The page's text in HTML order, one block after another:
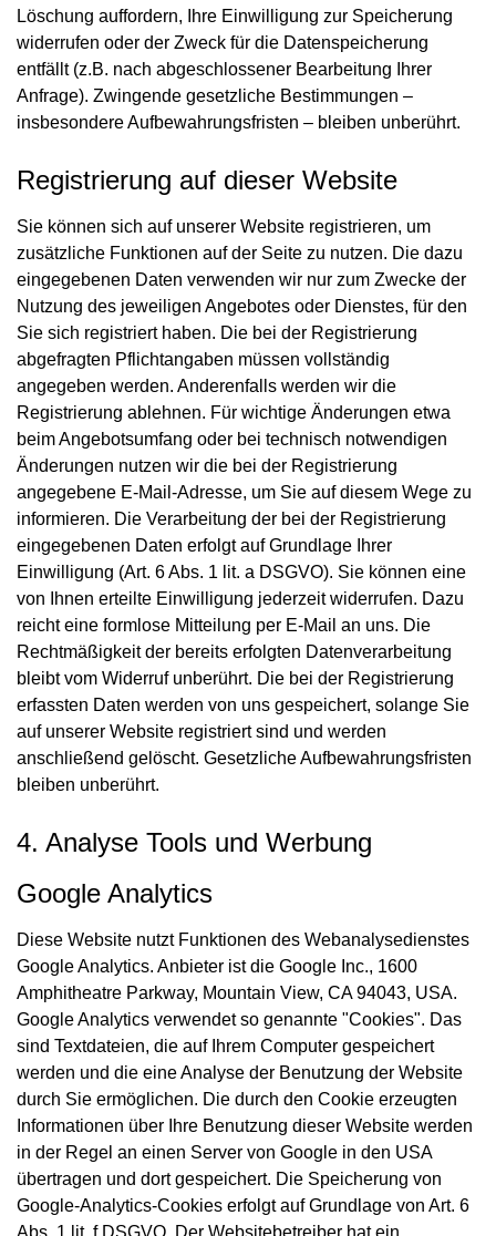
Löschung auffordern, Ihre Einwilligung zur Speicherung
widerrufen oder der Zweck für die Datenspeicherung
entfällt (z.B. nach abgeschlossener Bearbeitung Ihrer
Anfrage). Zwingende gesetzliche Bestimmungen –
insbesondere Aufbewahrungsfristen – bleiben unberührt.
Registrierung auf dieser Website
Sie können sich auf unserer Website registrieren, um
zusätzliche Funktionen auf der Seite zu nutzen. Die dazu
eingegebenen Daten verwenden wir nur zum Zwecke der
Nutzung des jeweiligen Angebotes oder Dienstes, für den
Sie sich registriert haben. Die bei der Registrierung
abgefragten Pflichtangaben müssen vollständig
angegeben werden. Anderenfalls werden wir die
Registrierung ablehnen. Für wichtige Änderungen etwa
beim Angebotsumfang oder bei technisch notwendigen
Änderungen nutzen wir die bei der Registrierung
angegebene E-Mail-Adresse, um Sie auf diesem Wege zu
informieren. Die Verarbeitung der bei der Registrierung
eingegebenen Daten erfolgt auf Grundlage Ihrer
Einwilligung (Art. 6 Abs. 1 lit. a DSGVO). Sie können eine
von Ihnen erteilte Einwilligung jederzeit widerrufen. Dazu
reicht eine formlose Mitteilung per E-Mail an uns. Die
Rechtmäßigkeit der bereits erfolgten Datenverarbeitung
bleibt vom Widerruf unberührt. Die bei der Registrierung
erfassten Daten werden von uns gespeichert, solange Sie
auf unserer Website registriert sind und werden
anschließend gelöscht. Gesetzliche Aufbewahrungsfristen
bleiben unberührt.
4. Analyse Tools und Werbung
Google Analytics
Diese Website nutzt Funktionen des Webanalysedienstes
Google Analytics. Anbieter ist die Google Inc., 1600
Amphitheatre Parkway, Mountain View, CA 94043, USA.
Google Analytics verwendet so genannte "Cookies". Das
sind Textdateien, die auf Ihrem Computer gespeichert
werden und die eine Analyse der Benutzung der Website
durch Sie ermöglichen. Die durch den Cookie erzeugten
Informationen über Ihre Benutzung dieser Website werden
in der Regel an einen Server von Google in den USA
übertragen und dort gespeichert. Die Speicherung von
Google-Analytics-Cookies erfolgt auf Grundlage von Art. 6
Abs. 1 lit. f DSGVO. Der Websitebetreiber hat ein